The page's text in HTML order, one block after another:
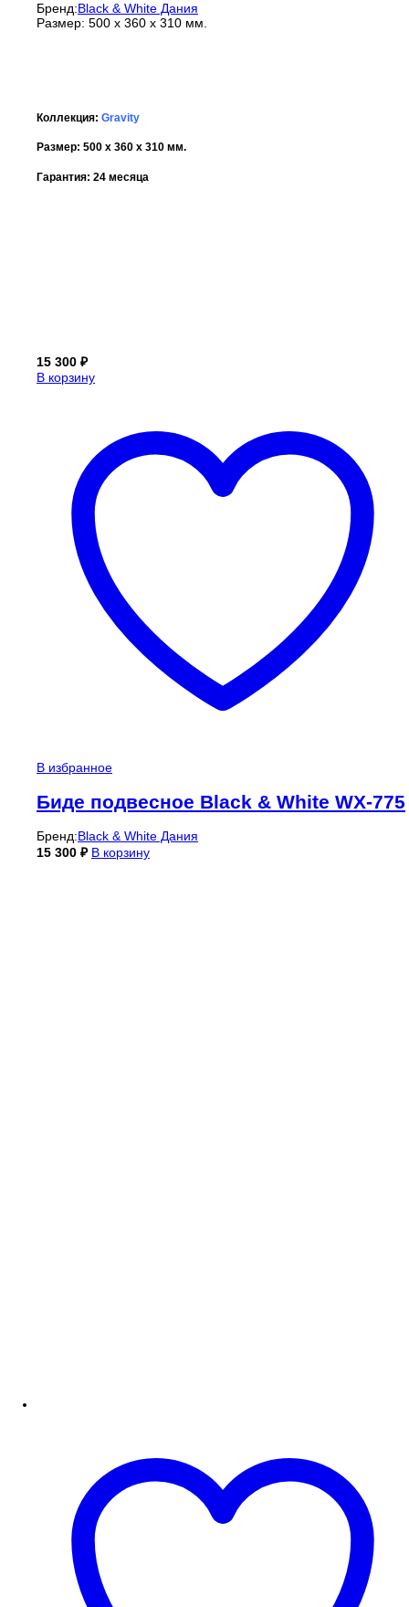
Бренд:Black & White Дания
Размер: 500 x 360 x 310 мм.
Коллекция: Gravity
Размер: 500 x 360 x 310 мм.
Гарантия: 24 месяца
15 300 ₽
В корзину
В избранное
Биде подвесное Black & White WX-775
Бренд:Black & White Дания
15 300 ₽ В корзину